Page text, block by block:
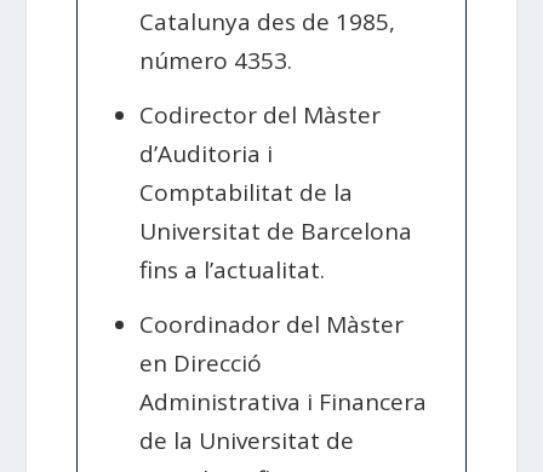
Catalunya des de 1985,
número 4353.
Codirector del Màster
d’Auditoria i
Comptabilitat de la
Universitat de Barcelona
fins a l’actualitat.
Coordinador del Màster
en Direcció
Administrativa i Financera
de la Universitat de